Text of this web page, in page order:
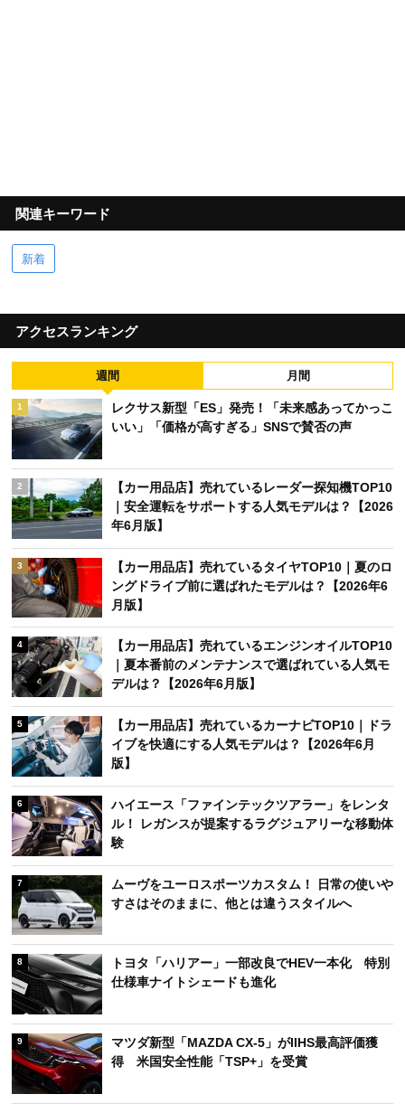
関連キーワード
新着
アクセスランキング
週間 月間
1
レクサス新型「ES」発売！「未来感あってかっこ
いい」「価格が高すぎる」SNSで賛否の声
2
【カー用品店】売れているレーダー探知機TOP10
｜安全運転をサポートする人気モデルは？【2026
年6月版】
3
【カー用品店】売れているタイヤTOP10｜夏のロ
ングドライブ前に選ばれたモデルは？【2026年6
月版】
4
【カー用品店】売れているエンジンオイルTOP10
｜夏本番前のメンテナンスで選ばれている人気モ
デルは？【2026年6月版】
5
【カー用品店】売れているカーナビTOP10｜ドラ
イブを快適にする人気モデルは？【2026年6月
版】
6
ハイエース「ファインテックツアラー」をレンタ
ル！ レガンスが提案するラグジュアリーな移動体
験
7
ムーヴをユーロスポーツカスタム！ 日常の使いや
すさはそのままに、他とは違うスタイルへ
8
トヨタ「ハリアー」一部改良でHEV一本化 特別
仕様車ナイトシェードも進化
9
マツダ新型「MAZDA CX-5」がIIHS最高評価獲
得 米国安全性能「TSP+」を受賞